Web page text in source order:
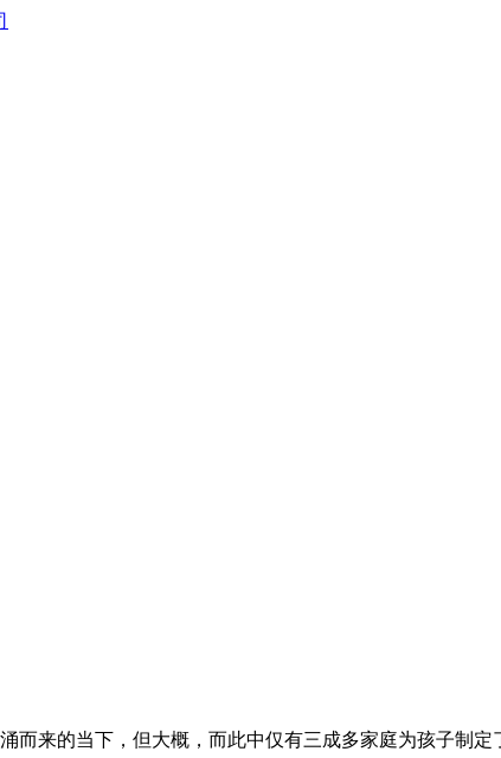
来的当下，但大概，而此中仅有三成多家庭为孩子制定